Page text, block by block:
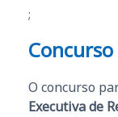
;
Concurso
O concurso
Executiva de